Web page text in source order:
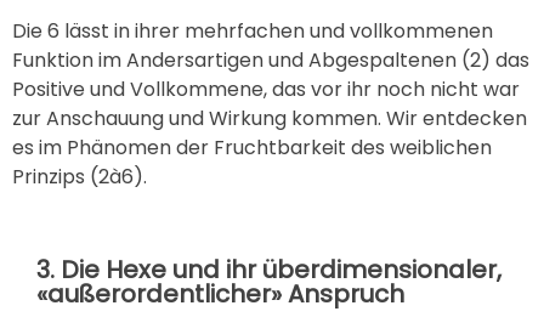
Die 6 lässt in ihrer mehrfachen und vollkommenen
Funktion im Andersartigen und Abgespaltenen (2) das
Positive und Vollkommene, das vor ihr noch nicht war
zur Anschauung und Wirkung kommen. Wir entdecken
es im Phänomen der Fruchtbarkeit des weiblichen
Prinzips (2à6).
3. Die Hexe und ihr überdimensionaler,
«außerordentlicher» Anspruch